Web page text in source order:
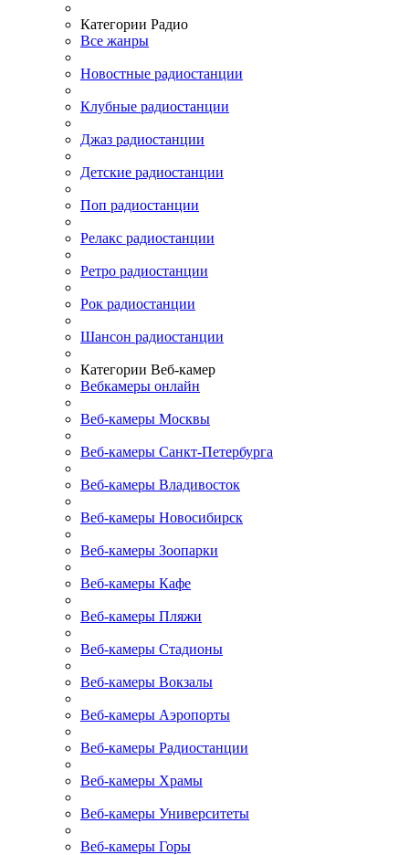
Категории Радио
Все жанры
Новостные радиостанции
Клубные радиостанции
Джаз радиостанции
Детские радиостанции
Поп радиостанции
Релакс радиостанции
Ретро радиостанции
Рок радиостанции
Шансон радиостанции
Категории Веб-камер
Вебкамеры онлайн
Веб-камеры Москвы
Веб-камеры Санкт-Петербурга
Веб-камеры Владивосток
Веб-камеры Новосибирск
Веб-камеры Зоопарки
Веб-камеры Кафе
Веб-камеры Пляжи
Веб-камеры Стадионы
Веб-камеры Вокзалы
Веб-камеры Аэропорты
Веб-камеры Радиостанции
Веб-камеры Храмы
Веб-камеры Университеты
Веб-камеры Горы